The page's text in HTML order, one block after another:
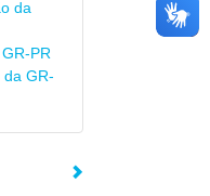
da
PR
GR-